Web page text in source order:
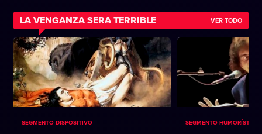
LA VENGANZA SERA TERRIBLE VER TODO
SEGMENTO DISPOSITIVO SEGMENTO HUMORÍSTICO